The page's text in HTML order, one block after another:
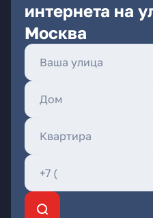
интернета на
Москва